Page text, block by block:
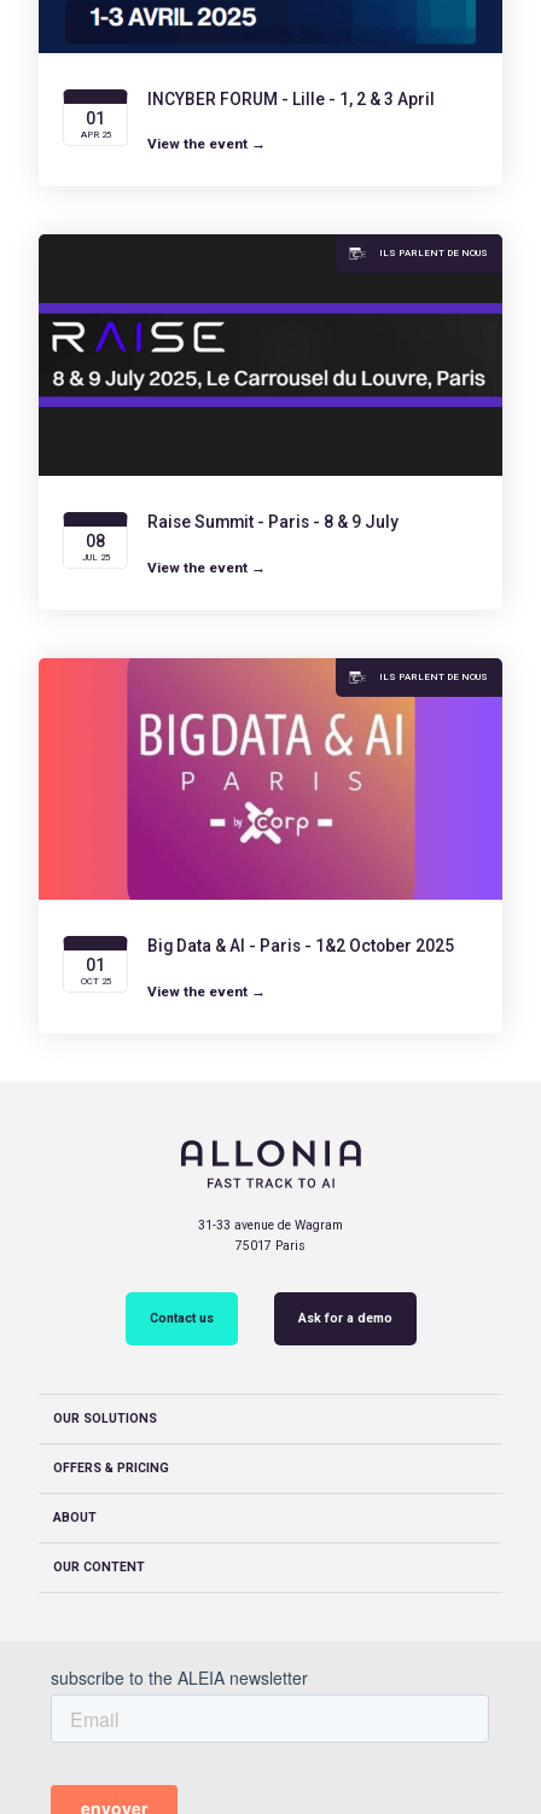
01
APR 25
INCYBER FORUM - Lille - 1, 2 & 3 April
View the event →
ILS PARLENT DE NOUS
08
JUL 25
Raise Summit - Paris - 8 & 9 July
View the event →
ILS PARLENT DE NOUS
01
OCT 25
Big Data & AI - Paris - 1&2 October 2025
View the event →
31-33 avenue de Wagram
75017 Paris
Contact us Ask for a demo
OUR SOLUTIONS
OFFERS & PRICING
ABOUT
OUR CONTENT